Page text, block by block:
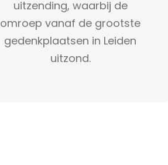
uitzending, waarbij de
omroep vanaf de grootste
gedenkplaatsen in Leiden
uitzond.